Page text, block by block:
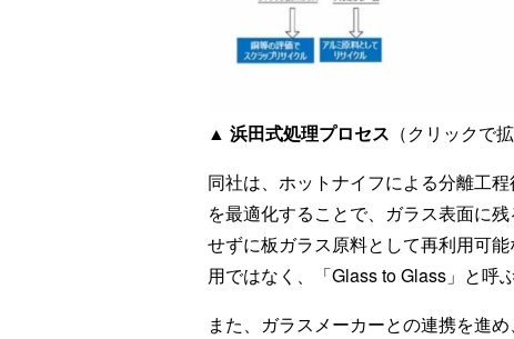
▲ 浜田式処理プロセス （クリックで
同社は、ホットナイフによる分離工
を最適化することで、ガラス表面に
せずに板ガラス原料として再利用可
用ではなく、「Glass to Glass」と呼
また、ガラスメーカーとの連携を進